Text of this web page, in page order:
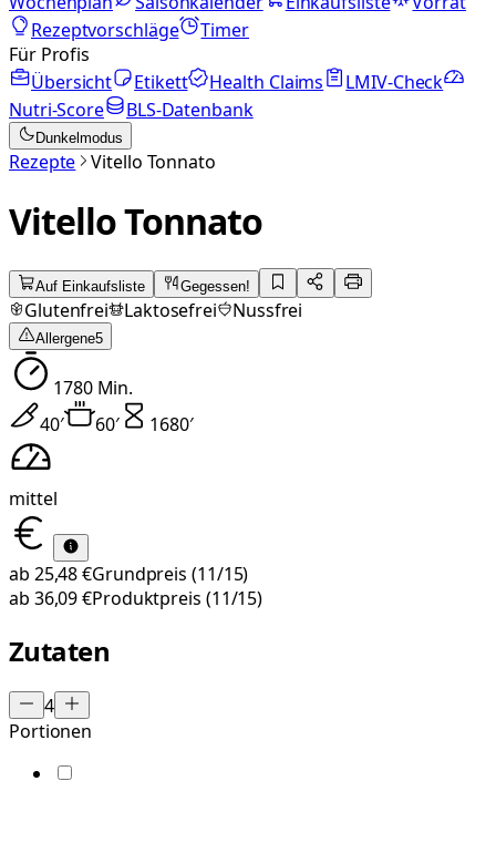
Rezeptvorschläge
Timer
Für Profis
Übersicht
Etikett Health Claims
LMIV-Check
Nutri-Score
BLS-Datenbank
Dunkelmodus
Rezepte Vitello Tonnato
Vitello Tonnato
Auf Einkaufsliste Gegessen!
Glutenfrei Laktosefrei Nussfrei
Allergene5
1780Min.
40′ 60′ 1680′
mittel
ab 25,48 €Grundpreis (11/15)
ab 36,09 €Produktpreis (11/15)
Zutaten
4
Portionen